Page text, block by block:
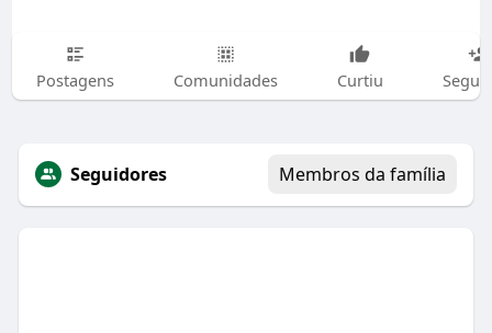
Postagens Comunidades Curtiu
Seguidores Membros da família